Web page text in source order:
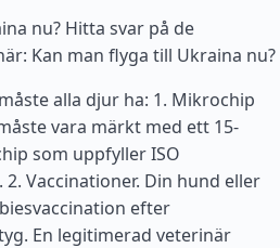
nu? Hitta svar på de
Kan man flyga till Ukraina nu?
alla djur ha: 1. Mikrochip
vara märkt med ett 15-
som uppfyller ISO
Vaccinationer. Din hund eller
efter
En legitimerad veterinär